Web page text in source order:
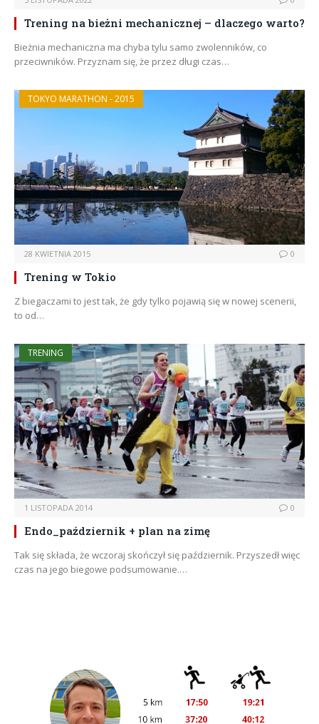
Trening na bieżni mechanicznej – dlaczego warto?
Bieżnia mechaniczna ma chyba tylu samo zwolenników, co
przeciwników. Przyznam się, że przez długi czas…
TOKYO MARATHON - 2015
28 KWIETNIA 2015 0
Trening w Tokio
Z biegaczami to jest tak, że gdy tylko pojawią się w nowej scenerii,
to od…
TRENING
1 LISTOPADA 2014 0
Endo_październik + plan na zimę
Tak się składa, że wczoraj skończył się październik. Przyszedł więc
czas na jego biegowe podsumowanie.…